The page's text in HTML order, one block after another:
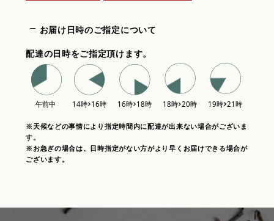
お届け日時のご指定について
配達の日時をご指定頂けます。
※天候などの事情により指定時間内に配達が出来ない場合がございま
す。
※お急ぎの場合は、日時指定がない方がより早くお届けできる場合が
ございます。